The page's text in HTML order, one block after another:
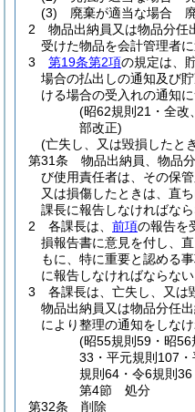
(3)
廃棄が適当な場合
2
物品出納員又は物品分任
受けた物品を会計管理者
3
第19条第2項の規定は、
場合の払出しの通知及び
ける場合の受入れの通知に
(昭62規則21・全改
部改正)
(亡失し、又は毀損したと
第31条
物品出納員、物品
び使用責任者は、その保
又は損傷したときは、直
課長に報告しなければなら
2
各課長は、 前項の報告を
損報告書に意見を付し、
もに、特に重要と認める
に報告しなければならない
3
各課長は、亡失し、又は
物品出納員又は物品分任
により整理の通知をしなけ
(昭55規則59・昭56
33・平元規則107
規則64・令6規則
第4節
処分
第32条
削除